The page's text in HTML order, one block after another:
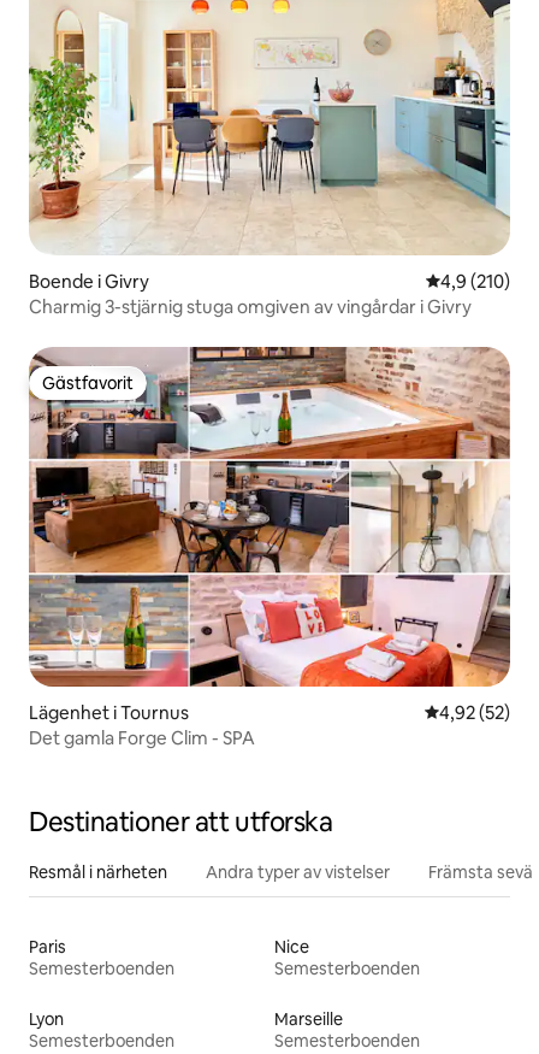
Boende i Givry 4,9 av 5 i
4,9 (210)
Charmig 3-stjärnig stuga omgiven av vingårdar i Givry
Gästfavorit
Gästfavorit
Lägenhet i Tournus 4,92 av 5 i
4,92 (52)
Det gamla Forge Clim - SPA
Destinationer att utforska
Resmål i närheten Andra typer av vistelser Främsta
Paris
Semesterboenden
Nice
Semesterboenden
Lyon
Semesterboenden
Marseille
Semesterboenden